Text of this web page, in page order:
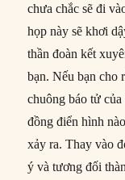
chưa chắc sẽ đi
họp này sẽ khơi
thần đoàn kết
bạn. Nếu bạn cho
chuông báo tử
đồng điển hình
xảy ra. Thay vào
ý và tương đối